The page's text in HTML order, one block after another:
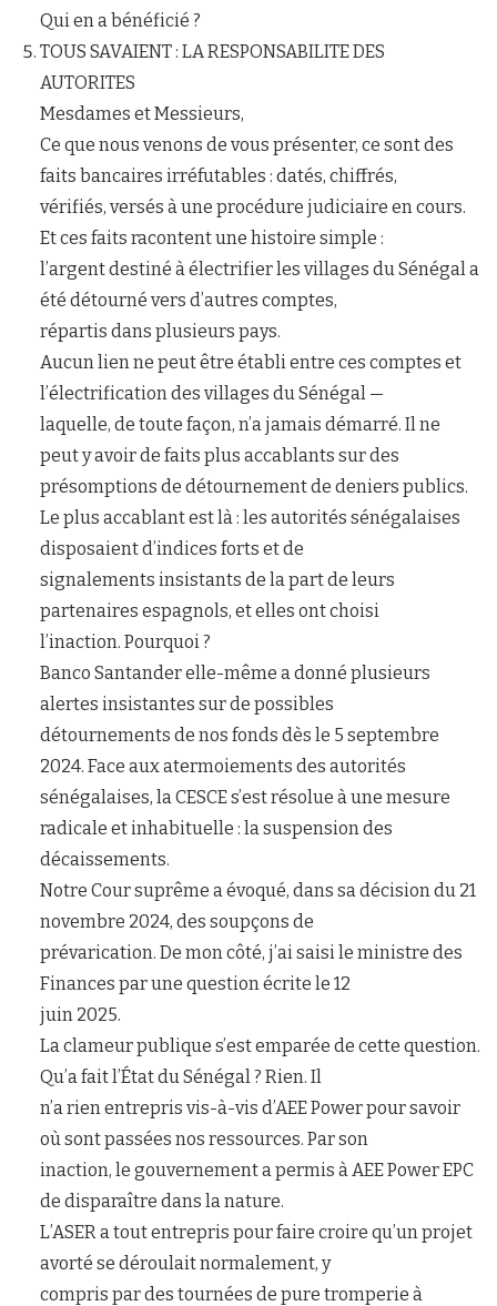
Qui en a bénéficié ?
TOUS SAVAIENT : LA RESPONSABILITE DES
AUTORITES
Mesdames et Messieurs,
Ce que nous venons de vous présenter, ce sont des
faits bancaires irréfutables : datés, chiffrés,
vérifiés, versés à une procédure judiciaire en cours.
Et ces faits racontent une histoire simple :
l’argent destiné à électrifier les villages du Sénégal a
été détourné vers d’autres comptes,
répartis dans plusieurs pays.
Aucun lien ne peut être établi entre ces comptes et
l’électrification des villages du Sénégal —
laquelle, de toute façon, n’a jamais démarré. Il ne
peut y avoir de faits plus accablants sur des
présomptions de détournement de deniers publics.
Le plus accablant est là : les autorités sénégalaises
disposaient d’indices forts et de
signalements insistants de la part de leurs
partenaires espagnols, et elles ont choisi
l’inaction. Pourquoi ?
Banco Santander elle-même a donné plusieurs
alertes insistantes sur de possibles
détournements de nos fonds dès le 5 septembre
2024. Face aux atermoiements des autorités
sénégalaises, la CESCE s’est résolue à une mesure
radicale et inhabituelle : la suspension des
décaissements.
Notre Cour suprême a évoqué, dans sa décision du 21
novembre 2024, des soupçons de
prévarication. De mon côté, j’ai saisi le ministre des
Finances par une question écrite le 12
juin 2025.
La clameur publique s’est emparée de cette question.
Qu’a fait l’État du Sénégal ? Rien. Il
n’a rien entrepris vis-à-vis d’AEE Power pour savoir
où sont passées nos ressources. Par son
inaction, le gouvernement a permis à AEE Power EPC
de disparaître dans la nature.
L’ASER a tout entrepris pour faire croire qu’un projet
avorté se déroulait normalement, y
compris par des tournées de pure tromperie à